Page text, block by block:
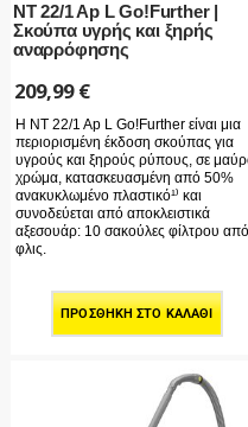
NT 22/1 Ap L Go!Further |
Σκούπα υγρής και ξηρής
αναρρόφησης
209,99€
Η NT 22/1 Ap L Go!Further είναι μια
περιορισμένη έκδοση σκούπας για
υγρούς και ξηρούς ρύπους, σε
χρώμα, κατασκευασμένη από 50%
ανακυκλωμένο πλαστικό¹⁾ και
συνοδεύεται από αποκλειστικά
αξεσουάρ: 10 σακούλες φίλτρου από
φλις.
ΠΡΟΣΘΉΚΗ ΣΤΟ ΚΑΛΆΘΙ